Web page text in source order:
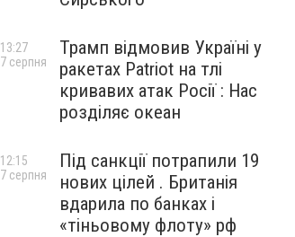
Трамп відмовив Україні у
ракетах Patriot на тлі
кривавих атак Росії : Нас
розділяє океан
13:27
7 серпня
Під санкції потрапили 19
нових цілей . Британія
вдарила по банках і
«тіньовому флоту» рф
12:15
7 серпня